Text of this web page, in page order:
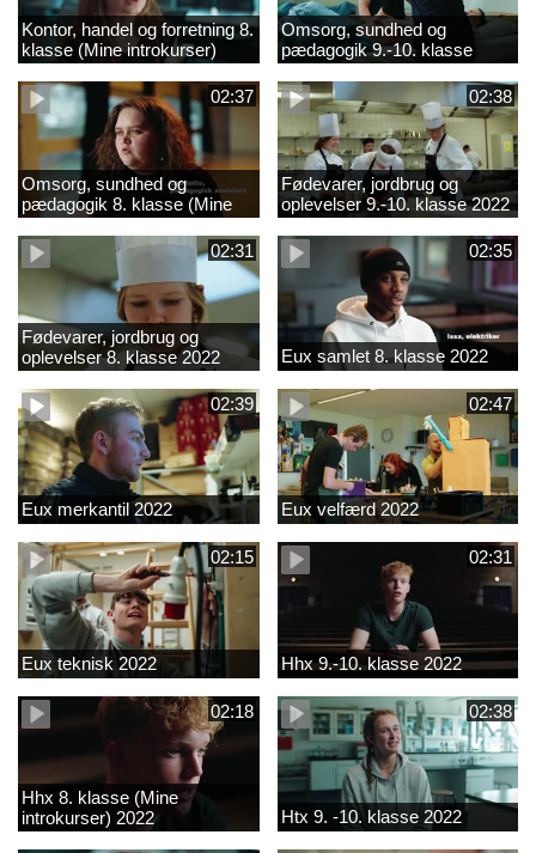
Kontor, handel og forretning 8.
klasse (Mine introkurser)
2022
Omsorg, sundhed og
pædagogik 9.-10. klasse
2022
02:37
Omsorg, sundhed og
pædagogik 8. klasse (Mine
introkurser) 2022
02:38
Fødevarer, jordbrug og
oplevelser 9.-10. klasse 2022
02:31
Fødevarer, jordbrug og
oplevelser 8. klasse 2022
02:35
Eux samlet 8. klasse 2022
02:39
Eux merkantil 2022
02:47
Eux velfærd 2022
02:15
Eux teknisk 2022
02:31
Hhx 9.-10. klasse 2022
02:18
Hhx 8. klasse (Mine
introkurser) 2022
02:38
Htx 9. -10. klasse 2022